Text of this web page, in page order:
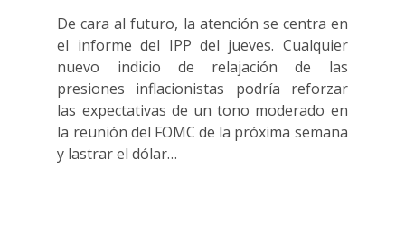
De cara al futuro, la atención se centra en
el informe del IPP del jueves. Cualquier
nuevo indicio de relajación de las
presiones inflacionistas podría reforzar
las expectativas de un tono moderado en
la reunión del FOMC de la próxima semana
y lastrar el dólar…